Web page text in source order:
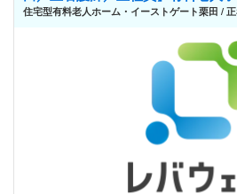
住宅型有料老人ホーム・イーストゲート栗田 /